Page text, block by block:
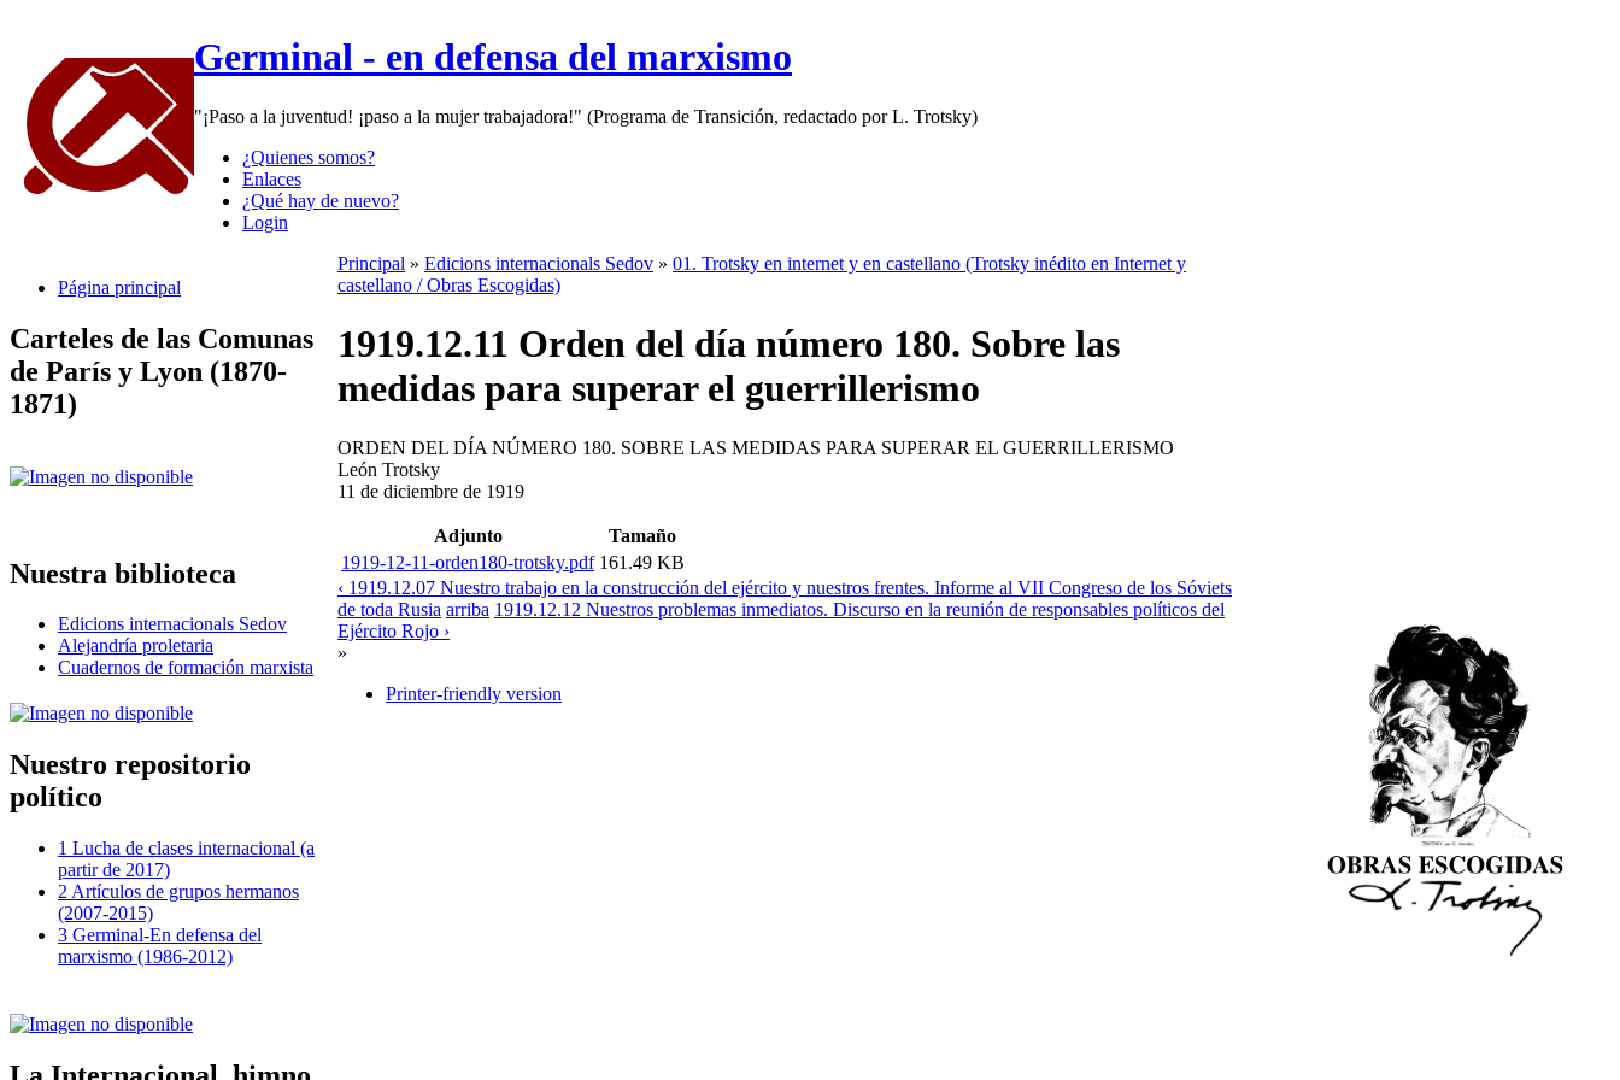
Germinal - en defensa del marxismo
"¡Paso a la juventud! ¡paso a la mujer trabajadora!" (Programa de Transición, redactado por L. Trotsky)
¿Quienes somos?
Enlaces
¿Qué hay de nuevo?
Login
Página principal
Carteles de las Comunas
de París y Lyon (1870-
1871)
Nuestra biblioteca
Edicions internacionals Sedov
Alejandría proletaria
Cuadernos de formación marxista
Nuestro repositorio
político
1 Lucha de clases internacional (a
partir de 2017)
2 Artículos de grupos hermanos
(2007-2015)
3 Germinal-En defensa del
marxismo (1986-2012)
Principal » Edicions internacionals Sedov » 01. Trotsky en internet y en castellano (Trotsky inédito en Internet y
castellano / Obras Escogidas)
1919.12.11 Orden del día número 180. Sobre las
medidas para superar el guerrillerismo
ORDEN DEL DÍA NÚMERO 180. SOBRE LAS MEDIDAS PARA SUPERAR EL GUERRILLERISMO
León Trotsky
11 de diciembre de 1919
Adjunto
Tamaño
1919-12-11-orden180-trotsky.pdf 161.49 KB
‹ 1919.12.07 Nuestro trabajo en la construcción del ejército y nuestros frentes. Informe al VII Congreso de los Sóviets
de toda Rusia arriba 1919.12.12 Nuestros problemas inmediatos. Discurso en la reunión de responsables políticos del
Ejército Rojo ›
»
Printer-friendly version